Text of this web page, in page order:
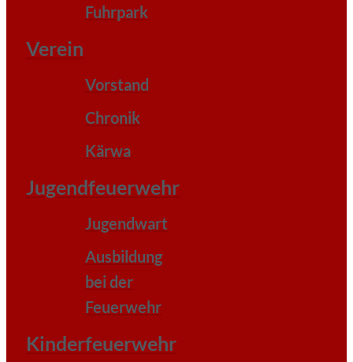
Fuhrpark
Verein
Vorstand
Chronik
Kärwa
Jugendfeuerwehr
Jugendwart
Ausbildung
bei der
Feuerwehr
Kinderfeuerwehr